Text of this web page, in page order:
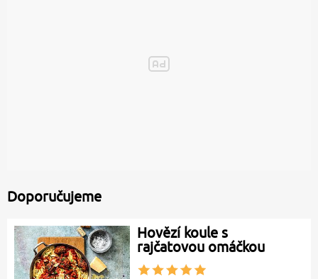
Doporučujeme
Hovězí koule s
rajčatovou omáčkou